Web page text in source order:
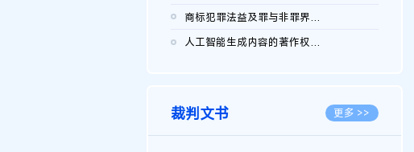
商标犯罪法益及罪与非罪界限研究
人工智能生成内容的著作权司法认定：演进逻辑、现实困境与规则建...
裁判文书 更多 >>